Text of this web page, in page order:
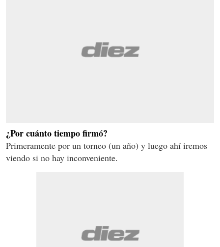
¿Por cuánto tiempo firmó?
Primeramente por un torneo (un año) y luego ahí iremos
viendo si no hay inconveniente.